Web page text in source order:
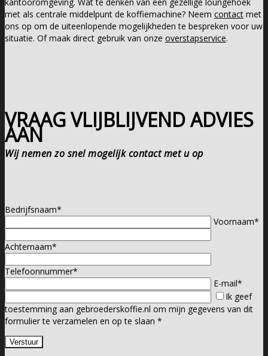
met als centrale middelpunt de koffiemachine? Neem contact met
ons op om de uiteenlopende mogelijkheden te bespreken voor uw
situatie. Of maak direct gebruik van onze overstapservice.
VRAAG VLIJBLIJVEND ADVIES
AAN
Wij nemen zo snel mogelijk contact met u op
Bedrijfsnaam*
Voornaam*
Achternaam*
Telefoonnummer*
E-mail*
Ik geef
toestemming aan gebroederskoffie.nl om mijn gegevens van dit
formulier te verzamelen en op te slaan *